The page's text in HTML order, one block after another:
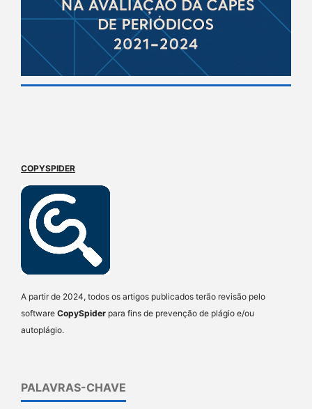
COPYSPIDER
A partir de 2024, todos os artigos publicados terão revisão pelo
software CopySpider para fins de prevenção de plágio e/ou
autoplágio.
PALAVRAS-CHAVE